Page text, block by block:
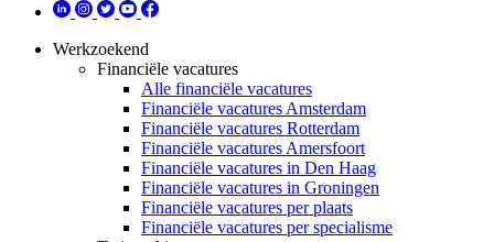
Werkzoekend
Financiële vacatures
Alle financiële vacatures
Financiële vacatures Amsterdam
Financiële vacatures Rotterdam
Financiële vacatures Amersfoort
Financiële vacatures in Den Haag
Financiële vacatures in Groningen
Financiële vacatures per plaats
Financiële vacatures per specialisme